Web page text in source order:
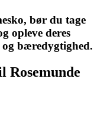
bør du tage
opleve deres
bæredygtighed.
Rosemunde